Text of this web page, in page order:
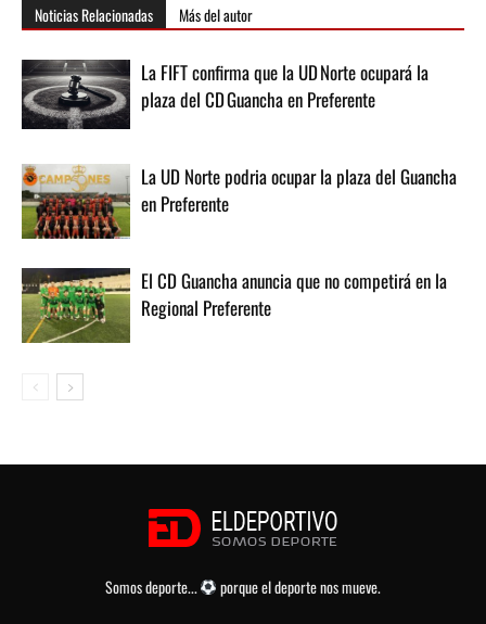
Noticias Relacionadas Más del autor
La FIFT confirma que la UD Norte ocupará la
plaza del CD Guancha en Preferente
La UD Norte podria ocupar la plaza del Guancha
en Preferente
El CD Guancha anuncia que no competirá en la
Regional Preferente
Somos deporte...
porque el deporte nos mueve.